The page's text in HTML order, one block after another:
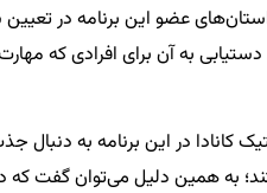
استان‌های عضو این برنامه در
به آن برای افرادی که
کانادا در این برنامه به
به همین دلیل می‌توان گفت که